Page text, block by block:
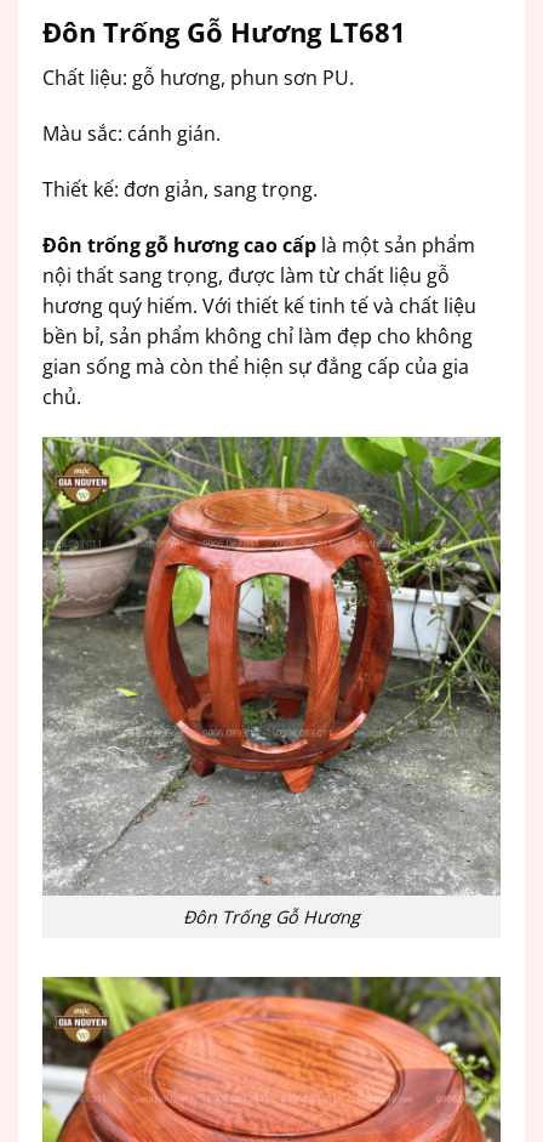
Đôn Trống Gỗ Hương LT681
Chất liệu: gỗ hương, phun sơn PU.
Màu sắc: cánh gián.
Thiết kế: đơn giản, sang trọng.
Đôn trống gỗ hương cao cấp là một sản phẩm
nội thất sang trọng, được làm từ chất liệu gỗ
hương quý hiếm. Với thiết kế tinh tế và chất liệu
bền bỉ, sản phẩm không chỉ làm đẹp cho không
gian sống mà còn thể hiện sự đẳng cấp của gia
chủ.
Đôn Trống Gỗ Hương